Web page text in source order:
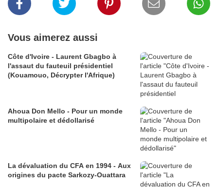
Vous aimerez aussi
Côte d'Ivoire - Laurent Gbagbo à
l'assaut du fauteuil présidentiel
(Kouamouo, Décrypter l'Afrique)
Ahoua Don Mello - Pour un monde
multipolaire et dédollarisé
La dévaluation du CFA en 1994 - Aux
origines du pacte Sarkozy-Ouattara